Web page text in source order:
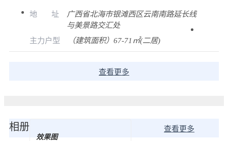
地 址
广西省北海市银滩西区云南南路延长线
与美景路交汇处
主力户型
（建筑面积）67-71㎡(二居)
查看更多
相册
效果图
查看更多